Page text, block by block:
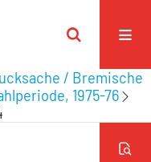
/ Bremische
1975-76